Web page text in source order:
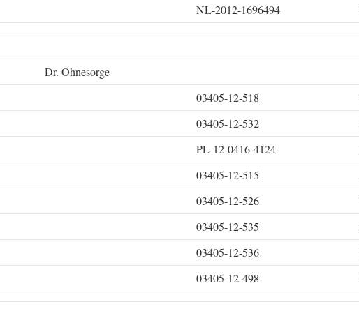
NL-2012-1696494
Dr. Ohnesorge
03405-12-518
03405-12-532
PL-12-0416-4124
03405-12-515
03405-12-526
03405-12-535
03405-12-536
03405-12-498